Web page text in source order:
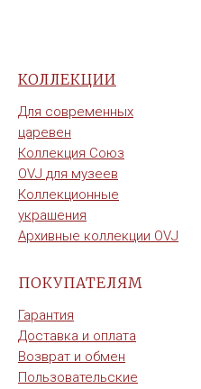
КОЛЛЕКЦИИ
Для современных
царевен
Коллекция Союз
OVJ для музеев
Коллекционные
украшения
Архивные коллекции OVJ
ПОКУПАТЕЛЯМ
Гарантия
Доставка и оплата
Возврат и обмен
Пользовательские